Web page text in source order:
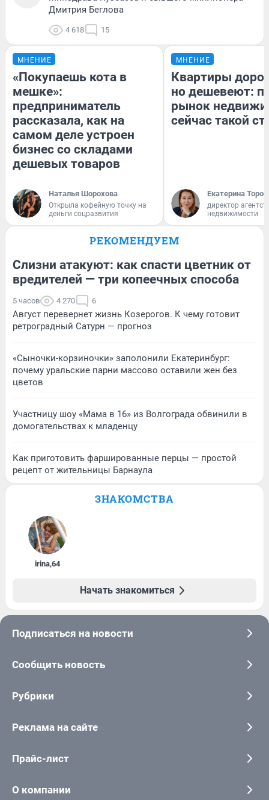
Дмитрия Беглова
4 618 15
МНЕНИЕ
«Покупаешь кота в
мешке»:
предприниматель
рассказала, как на
самом деле устроен
бизнес со складами
дешевых товаров
Наталья Шорохова
Открыла кофейную точку на
деньги соцразвития
МНЕНИЕ
Квартиры
но дешевеют:
рынок
сейчас такой
Екатерина
директор
недвижимости
РЕКОМЕНДУЕМ
Слизни атакуют: как спасти цветник от
вредителей — три копеечных способа
5 часов 4 270 6
Август перевернет жизнь Козерогов. К чему готовит
ретроградный Сатурн — прогноз
«Сыночки-корзиночки» заполонили Екатеринбург:
почему уральские парни массово оставили жен без
цветов
Участницу шоу «Мама в 16» из Волгограда обвинили в
домогательствах к младенцу
Как приготовить фаршированные перцы — простой
рецепт от жительницы Барнаула
ЗНАКОМСТВА
irina,64
Начать знакомиться
Подписаться на новости
Сообщить новость
Рубрики
Реклама на сайте
Прайс-лист
О компании